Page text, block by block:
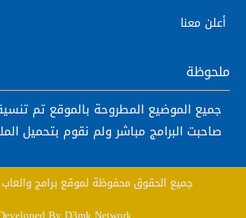
أعلن معنا
ملحوظة
جميع الموضيع المطروحة بالموقع تم
صاحبت البرامج مباشر ولم نقوم بتحميل
جميع الحقوق محفوظة لموقع برامج والعاب